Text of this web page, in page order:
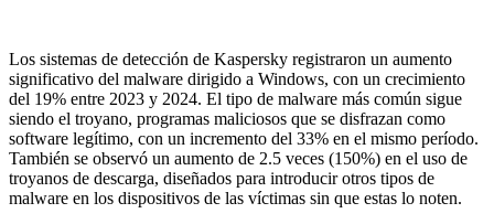
Los sistemas de detección de Kaspersky registraron un aumento
significativo del malware dirigido a Windows, con un crecimiento
del 19% entre 2023 y 2024. El tipo de malware más común sigue
siendo el troyano, programas maliciosos que se disfrazan como
software legítimo, con un incremento del 33% en el mismo período.
También se observó un aumento de 2.5 veces (150%) en el uso de
troyanos de descarga, diseñados para introducir otros tipos de
malware en los dispositivos de las víctimas sin que estas lo noten.